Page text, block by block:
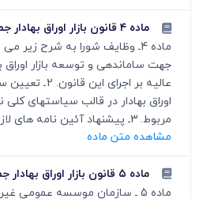
ماده ۴ قانون بازار اوراق بهادار جمهوری اسلامی ایران
جهت ساماندهی و توسعه بازار اوراق
عالیه بر اجرای
اوراق بهادار در قالب سیاستهای
مربوط. 3ـ پیشنهاد آئین نامه های لازم برای اجرای...
مشاهده متن ماده
ماده ۵ قانون بازار اوراق بهادار جمهوری اسلامی ایران
ماده 5 ـ سازمان موسسه عمومی